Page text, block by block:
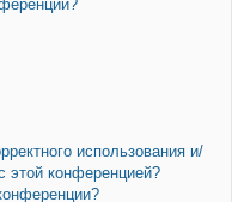
использования и/
этой конференцией?